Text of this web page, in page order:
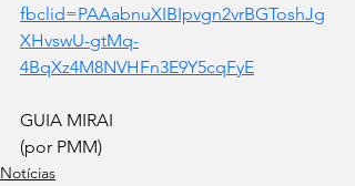
fbclid=PAAabnuXIBIpvgn2vrBGToshJg
XHvswU-gtMq-
4BqXz4M8NVHFn3E9Y5cqFyE
GUIA MIRAI
(por PMM)
Notícias